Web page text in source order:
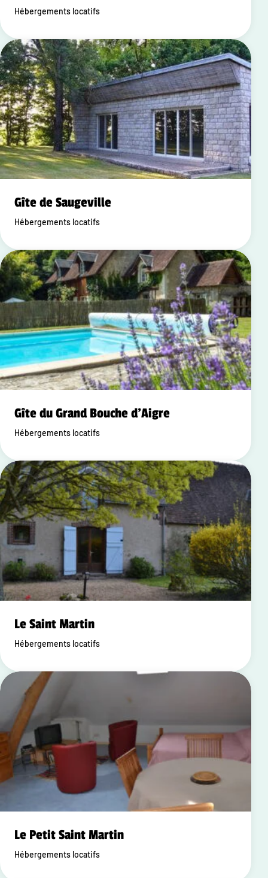
Hébergements locatifs
Gîte de Saugeville
Hébergements locatifs
Gîte du Grand Bouche d'Aigre
Hébergements locatifs
Le Saint Martin
Hébergements locatifs
Le Petit Saint Martin
Hébergements locatifs